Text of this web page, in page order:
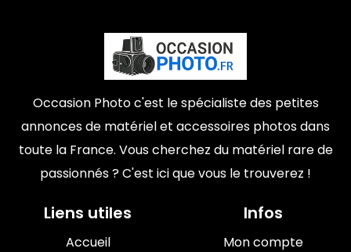
Occasion Photo c'est le spécialiste des petites
annonces de matériel et accessoires photos dans
toute la France. Vous cherchez du matériel rare de
passionnés ? C'est ici que vous le trouverez !
Liens utiles
Accueil
Infos
Mon compte